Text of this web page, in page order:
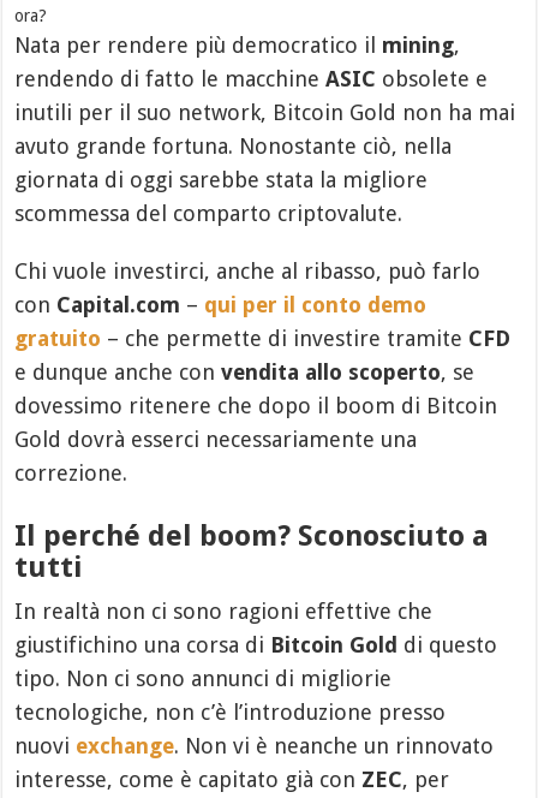
ora?
Nata per rendere più democratico il mining,
rendendo di fatto le macchineASIC obsolete e
inutili per il suo network, Bitcoin Gold non ha mai
avuto grande fortuna. Nonostante ciò, nella
giornata di oggi sarebbe stata la migliore
scommessa del comparto criptovalute.
Chi vuole investirci, anche al ribasso, può farlo
con Capital.com – qui per il conto demo
gratuito – che permette di investire tramite CFD
e dunque anche convendita allo scoperto, se
dovessimo ritenere che dopo il boom di Bitcoin
Gold dovrà esserci necessariamente una
correzione.
Il perché del boom? Sconosciuto a
tutti
In realtà non ci sono ragioni effettive che
giustifichino una corsa di Bitcoin Gold di questo
tipo. Non ci sono annunci di migliorie
tecnologiche, non c’è l’introduzione presso
nuovi exchange. Non vi è neanche un rinnovato
interesse, come è capitato già con ZEC, per